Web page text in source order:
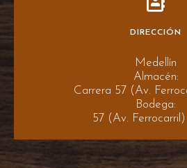
DIRECCIÓN
Medellín
Almacén:
Carrera 57 (Av.
Bodega:
57 (Av. Ferrocarril)